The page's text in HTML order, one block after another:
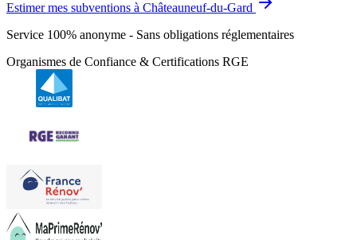
Estimer mes subventions à Châteauneuf-du-Gard
Service 100% anonyme - Sans obligations réglementaires
Organismes de Confiance & Certifications RGE